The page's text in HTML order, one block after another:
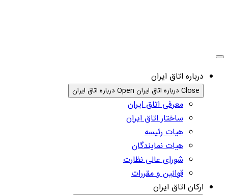
درباره اتاق ایران
Close درباره اتاق ایران Open درباره اتاق ایران
معرفی اتاق ایران
ساختار اتاق ایران
هیات رئیسه
هیات نمایندگان
شورای عالی نظارت
قوانین و مقررات
ارکان اتاق ایران